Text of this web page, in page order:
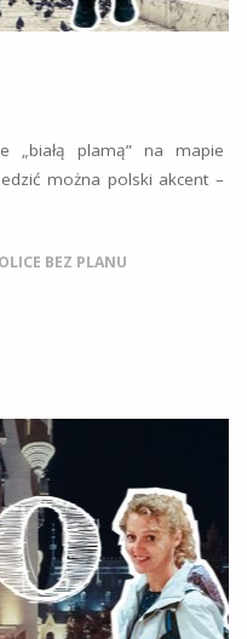
„białą plamą” na mapie
można polski akcent –
BEZ PLANU